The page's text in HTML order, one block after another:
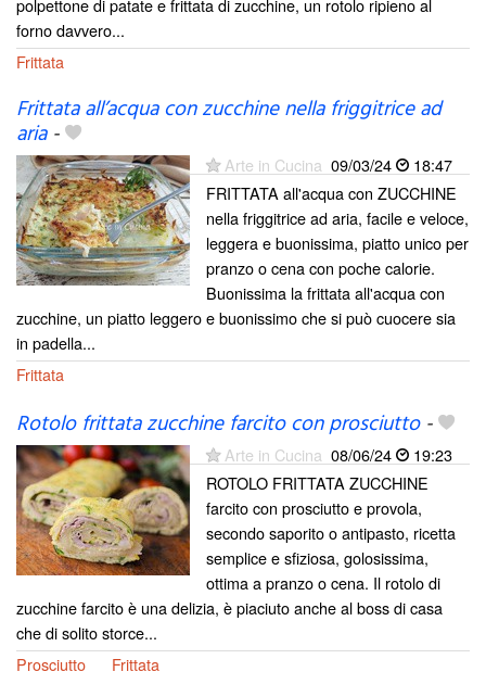
polpettone di patate e frittata di zucchine, un rotolo ripieno al
forno davvero...
Frittata
Frittata all’acqua con zucchine nella friggitrice ad
aria-
Arte in Cucina 09/03/24
18:47
FRITTATA all'acqua con ZUCCHINE
nella friggitrice ad aria, facile e veloce,
leggera e buonissima, piatto unico per
pranzo o cena con poche calorie.
Buonissima la frittata all'acqua con
zucchine, un piatto leggero e buonissimo che si può cuocere sia
in padella...
Frittata
Rotolo frittata zucchine farcito con prosciutto-
Arte in Cucina 08/06/24
19:23
ROTOLO FRITTATA ZUCCHINE
farcito con prosciutto e provola,
secondo saporito o antipasto, ricetta
semplice e sfiziosa, golosissima,
ottima a pranzo o cena. Il rotolo di
zucchine farcito è una delizia, è piaciuto anche al boss di casa
che di solito storce...
Prosciutto
Frittata